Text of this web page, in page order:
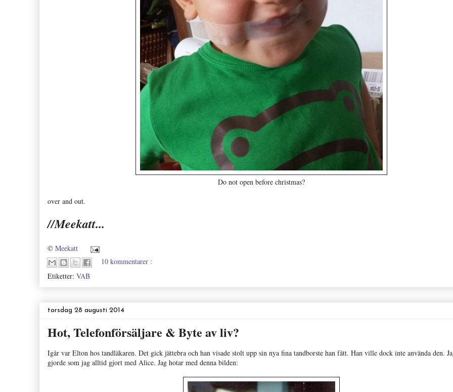
Do not open before christmas?
over and out.
//Meekatt...
© Meekatt
10 kommentarer :
Etiketter: VAB
torsdag 28 augusti 2014
Hot, Telefonförsäljare & Byte av liv?
Igår var Elton hos tandläkaren. Det gick jättebra och han visade stolt upp sin nya fina tandborste han fått. Han ville dock inte använda den.
gjorde som jag alltid gjort med Alice. Jag hotar med denna bilden: